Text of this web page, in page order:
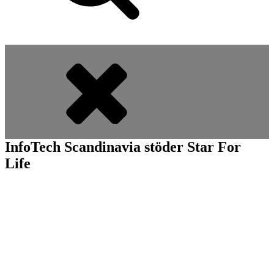
InfoTech Scandinavia stöder Star For
Life